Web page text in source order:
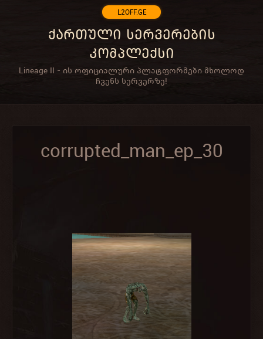
L2OFF.GE
ქართული სერვერების
კომპლექსი
Lineage II - ის ოფიციალური პლატფორმები მხოლოდ
ჩვენს სერვერზე!
corrupted_man_ep_30